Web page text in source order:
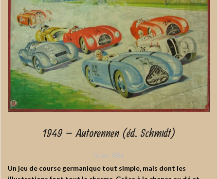
1949 – Autorennen (éd. Schmidt)
Vues : 856
Un jeu de course germanique tout simple, mais dont les